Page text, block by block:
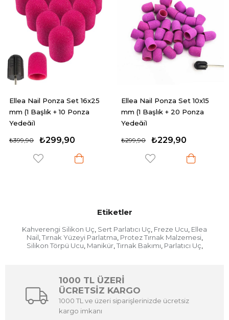
Ponza Set 16x25
+ 10 Ponza
Ellea Nail Ponza Set 10x15
mm (1 Başlık + 20 Ponza
₺229,90
Ellea Nail
Başlık
Etiketler
Kahverengi Silikon Uç, Sert Parlatıcı Uç, Freze Ucu, Ellea
Nail, Tırnak Yüzeyi Parlatma, Protez Tırnak Malzemesi,
Silikon Törpü Ucu, Manikür, Tırnak Bakımı, Parlatıcı Uç,
1000 TL ÜZERİ
ÜCRETSİZ KARGO
1000 TL ve üzeri siparişlerinizde ücretsiz
kargo imkanı